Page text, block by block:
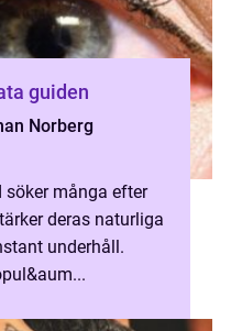
guiden
Norberg
söker många efter
deras naturliga
underhåll.